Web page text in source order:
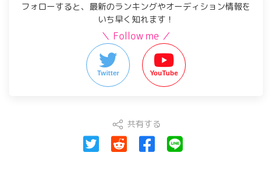
フォローすると、最新のランキングやオーディション情報を
いち早く知れます！
＼ Follow me ／
Twitter YouTube
共有する